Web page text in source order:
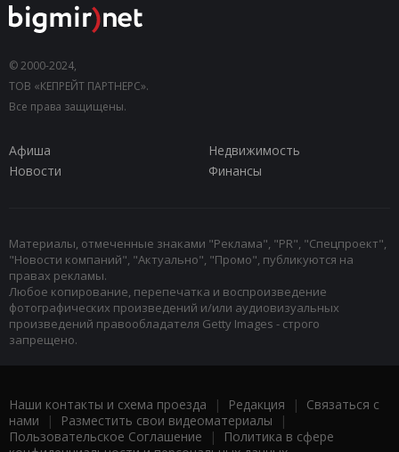
© 2000-2024,
ТОВ «КЕПРЕЙТ ПАРТНЕРС».
Все права защищены.
Афиша
Недвижимость
Новости
Финансы
Материалы, отмеченные знаками "Реклама", "PR", "Спецпроект",
"Новости компаний", "Актуально", "Промо", публикуются на
правах рекламы.
Любое копирование, перепечатка и воспроизведение
фотографических произведений и/или аудиовизуальных
произведений правообладателя Getty Images - строго
запрещено.
Наши контакты и схема проезда | Редакция | Связаться с
нами | Разместить свои видеоматериалы |
Пользовательское Соглашение |
Политика в сфере